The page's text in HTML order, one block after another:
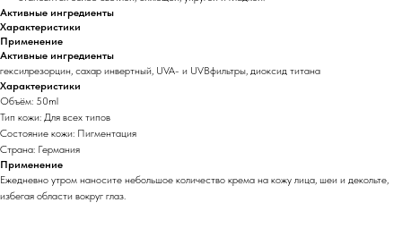
Активные ингредиенты
Характеристики
Применение
Активные ингредиенты
гексилрезорцин, сахар инвертный, UVA- и UVBфильтры, диоксид титана
Характеристики
Объём: 50ml
Тип кожи: Для всех типов
Состояние кожи: Пигментация
Страна: Германия
Применение
Ежедневно утром наносите небольшое количество крема на кожу лица, шеи и декольте,
избегая области вокруг глаз.